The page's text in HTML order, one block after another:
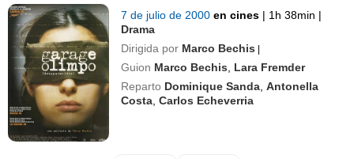
7 de julio de 2000en cines | 1h 38min |
Drama
Dirigida por Marco Bechis |
Guion Marco Bechis
Lara Fremder
Reparto Dominique Sanda ,Antonella
Costa ,Carlos Echeverria